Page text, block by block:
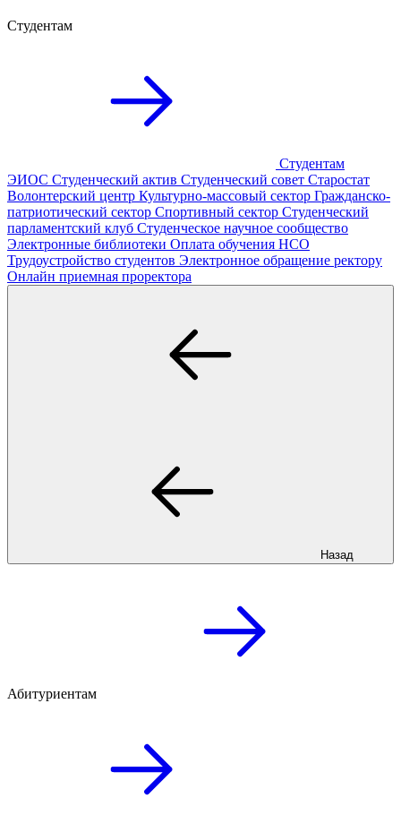
Студентам
Студентам
ЭИОС Студенческий актив Студенческий совет Старостат
Волонтерский центр Культурно-массовый сектор Гражданско-
патриотический сектор Спортивный сектор Студенческий
парламентский клуб Студенческое научное сообщество
Электронные библиотеки Оплата обучения НСО
Трудоустройство студентов Электронное обращение ректору
Онлайн приемная проректора
Назад
Абитуриентам